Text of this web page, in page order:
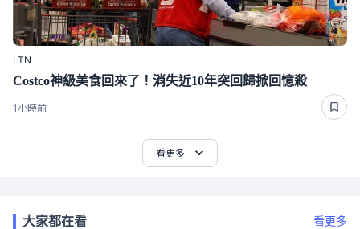
LTN
Costco神級美食回來了！消失近10年突回歸掀回憶殺
1小時前
看更多
大家都在看 看更多